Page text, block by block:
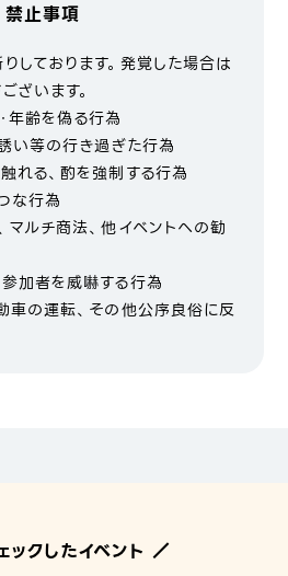
禁止事項
しております。発覚した場合は
ざいます。
年齢を偽る行為
い等の行き過ぎた行為
れる、酌を強制する行為
な行為
マルチ商法、他イベントへの勧
加者を威嚇する行為
車の運転、その他公序良俗に反
ックしたイベント ／